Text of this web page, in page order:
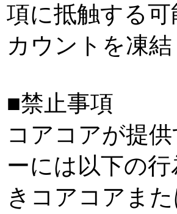
項に抵触する
カウントを凍
■禁止事項
コアコアが提
ーには以下の
きコアコアま